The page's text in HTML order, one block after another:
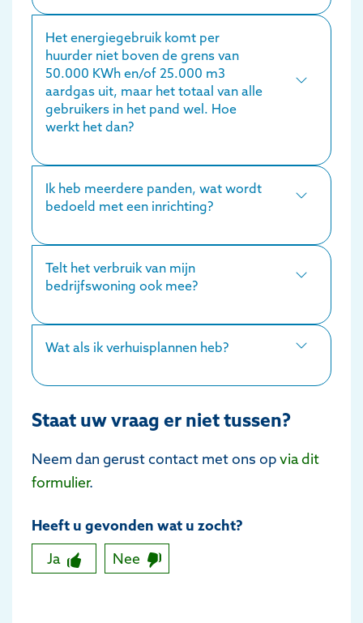
Het energiegebruik komt per
huurder niet boven de grens van
50.000 KWh en/of 25.000 m3
aardgas uit, maar het totaal van alle
gebruikers in het pand wel. Hoe
werkt het dan?
Ik heb meerdere panden, wat wordt
bedoeld met een inrichting?
Telt het verbruik van mijn
bedrijfswoning ook mee?
Wat als ik verhuisplannen heb?
Staat uw vraag er niet tussen?
Neem dan gerust contact met ons opvia dit
formulier.
Heeft u gevonden wat u zocht?
Ja
Nee